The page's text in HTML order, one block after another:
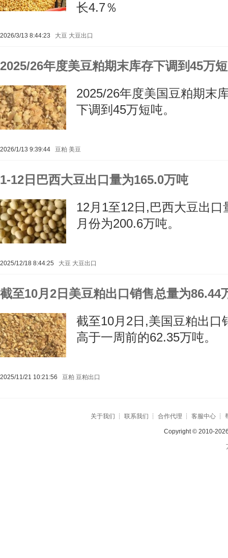
长4.7％
2026/3/13 8:44:23 大豆 大豆出口
2025/26年度美豆粕期末库存下调到45万
2025/26年度美国豆粕期末
下调到45万短吨。
2026/1/13 9:39:44 豆粕 美豆
1-12日巴西大豆出口量为165.0万吨
12月1至12日,巴西大豆出
月份为200.6万吨。
2025/12/18 8:44:25 大豆 大豆出口
截至10月2日美豆粕出口销售总量为86.44
截至10月2日,美国豆粕出口
高于一周前的62.35万吨。
2025/11/21 10:21:56 豆粕 豆粕出口
关于我们 ┊联系我们 ┊合作代理 ┊客服中心 ┊
Copyright © 2010-